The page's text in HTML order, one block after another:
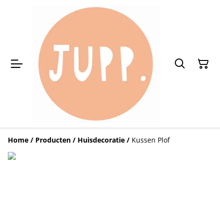
Home / Producten / Huisdecoratie / Kussen Plof